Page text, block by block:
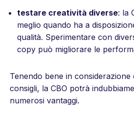
testare creatività diverse: la
meglio quando ha a
qualità. Sperimentare con
copy può migliorare le
Tenendo bene in considerazione
consigli, la CBO potrà
numerosi vantaggi.